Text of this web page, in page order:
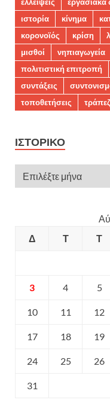
ιστορία
κίνημα
κορονοϊός
κρίση
μισθοί
νηπιαγωγεία
πολιτιστική επιτροπή
συντάξεις
τοποθετήσεις
ΙΣΤΟΡΙΚΌ
Δ
Τ Τ
3 4 5
10 11 12
17 18 19
24 25 26
31